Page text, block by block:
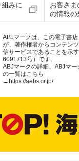
みに
お客さま
の情報の
ABJマークは、この電子書
が、著作権者からコンテン
信サービスであることを示
6091713号）です。
ABJマークの詳細、ABJマ
の一覧はこちら
→https://aebs.or.jp/